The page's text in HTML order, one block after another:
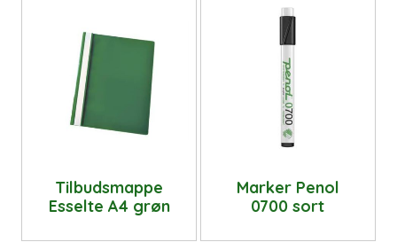
Tilbudsmappe
Esselte A4 grøn
Marker Penol
0700 sort